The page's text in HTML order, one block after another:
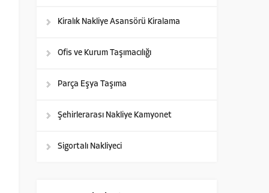
Kiralık Nakliye Asansörü Kiralama
Ofis ve Kurum Taşımacılığı
Parça Eşya Taşıma
Şehirlerarası Nakliye Kamyonet
Sigortalı Nakliyeci